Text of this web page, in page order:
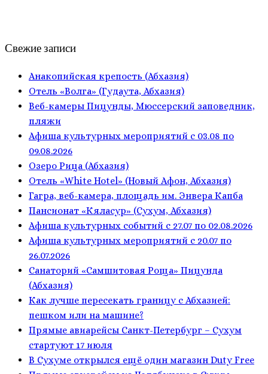
Свежие записи
Анакопийская крепость (Абхазия)
Отель «Волга» (Гудаута, Абхазия)
Веб-камеры Пицунды, Мюссерский заповедник,
пляжи
Афиша культурных мероприятий с 03.08 по
09.08.2026
Озеро Рица (Абхазия)
Отель «White Hotel» (Новый Афон, Абхазия)
Гагра, веб-камера, площадь им. Энвера Капба
Пансионат «Кяласур» (Сухум, Абхазия)
Афиша культурных событий с 27.07 по 02.08.2026
Афиша культурных мероприятий с 20.07 по
26.07.2026
Санаторий «Самшитовая Роща» Пицунда
(Абхазия)
Как лучше пересекать границу с Абхазией:
пешком или на машине?
Прямые авиарейсы Санкт-Петербург – Сухум
стартуют 17 июля
В Сухуме открылся ещё один магазин Duty Free